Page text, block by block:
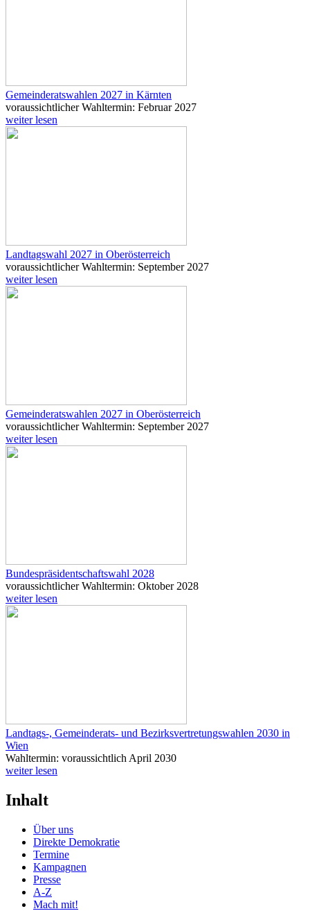
Gemeinderatswahlen 2027 in Kärnten
voraussichtlicher Wahltermin: Februar 2027
weiter lesen
Landtagswahl 2027 in Oberösterreich
voraussichtlicher Wahltermin: September 2027
weiter lesen
Gemeinderatswahlen 2027 in Oberösterreich
voraussichtlicher Wahltermin: September 2027
weiter lesen
Bundespräsidentschaftswahl 2028
voraussichtlicher Wahltermin: Oktober 2028
weiter lesen
Landtags-, Gemeinderats- und Bezirksvertretungswahlen 2030 in
Wien
Wahltermin: voraussichtlich April 2030
weiter lesen
Inhalt
Über uns
Direkte Demokratie
Termine
Kampagnen
Presse
A-Z
Mach mit!